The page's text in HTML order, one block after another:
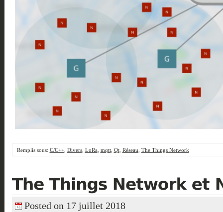
Remplis sous: C/C++, Divers, LoRa, mqtt, Qt, Réseau The Things Network
Posted on 17 juillet 2018